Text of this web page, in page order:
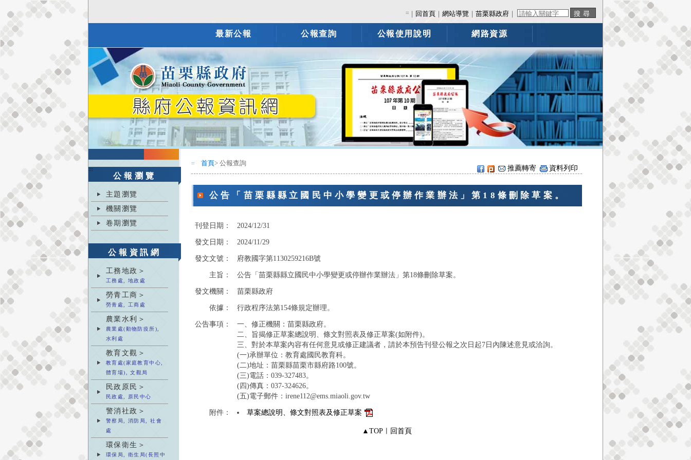
::: 回首頁 ｜網站導覽 ｜苗栗縣政府
最新公報 公報查詢 公報使用說明 網路資源
:::
公報瀏覽
主題瀏覽
機關瀏覽
卷期瀏覽
公報資訊網
工務地政＞
工務處, 地政處
勞青工商＞
勞青處, 工商處
農業水利＞
農業處(動物防疫所),
水利處
教育文觀＞
教育處(家庭教育中心,
體育場), 文觀局
民政原民＞
民政處, 原民中心
警消社政＞
警察局, 消防局, 社會
處
環保衛生＞
環保局, 衛生局(長照中
::: 首頁> 公報查詢
推薦轉寄 資料列印
公告「苗栗縣縣立國民中小學變更或停辦作業辦法」第18條刪除草案。
刊登日期：
2024/12/31
發文日期：
2024/11/29
發文文號：
府教國字第1130259216B號
主旨：
公告「苗栗縣縣立國民中小學變更或停辦作業辦法」第18條刪除草案。
發文機關：
苗栗縣政府
依據：
行政程序法第154條規定辦理。
公告事項：
一、修正機關：苗栗縣政府。
二、旨揭修正草案總說明、條文對照表及修正草案(如附件)。
三、對於本草案內容有任何意見或修正建議者，請於本預告刊登公報之次日起7日內陳述意見或洽詢。
(一)承辦單位：教育處國民教育科。
(二)地址：苗栗縣苗栗市縣府路100號。
(三)電話：039-327483。
(四)傳真：037-324626。
(五)電子郵件：irene112@ems.miaoli.gov.tw
附件：
草案總說明、條文對照表及修正草案
▲TOP︱ 回首頁